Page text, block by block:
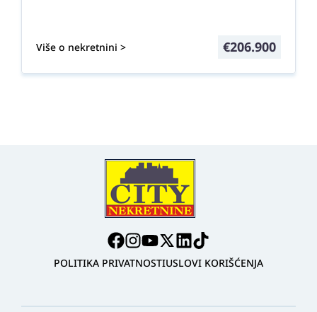
Više o nekretnini > €206.900
POLITIKA PRIVATNOSTIUSLOVI KORIŠĆENJA